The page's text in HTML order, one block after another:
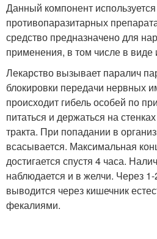
Данный компонент
противопаразитарных
средство предназначено для
применения, в том числе в виде
Лекарство вызывает паралич
блокировки передачи нервных
происходит гибель особей по
питаться и держаться на
тракта. При попадании в
всасывается. Максимальная
достигается спустя 4 часа.
наблюдается и в желчи. Через
выводится через кишечник
фекалиями.